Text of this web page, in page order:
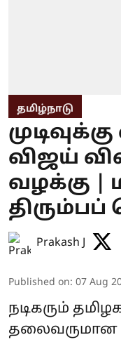
தமிழ்நாடு
விஜய்
வழக்கு |
Prakash J
Published on: 07 Aug
நடிகரும்
தலைவருமான